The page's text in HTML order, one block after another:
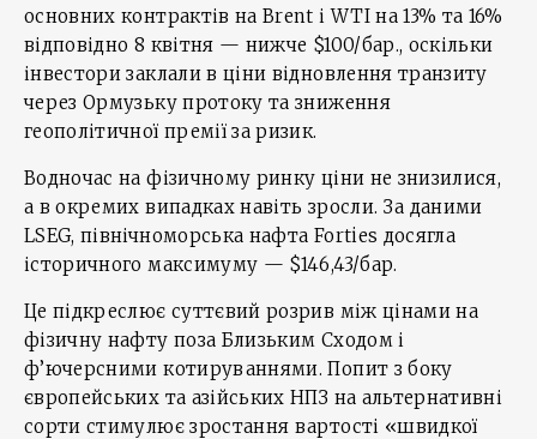
основних контрактів на Brent і WTI на 13% та 16%
відповідно 8 квітня — нижче $100/бар., оскільки
інвестори заклали в ціни відновлення транзиту
через Ормузьку протоку та зниження
геополітичної премії за ризик.
Водночас на фізичному ринку ціни не знизилися,
а в окремих випадках навіть зросли. За даними
LSEG, північноморська нафта Forties досягла
історичного максимуму — $146,43/бар.
Це підкреслює суттєвий розрив між цінами на
фізичну нафту поза Близьким Сходом і
ф’ючерсними котируваннями. Попит з боку
європейських та азійських НПЗ на альтернативні
сорти стимулює зростання вартості «швидкої